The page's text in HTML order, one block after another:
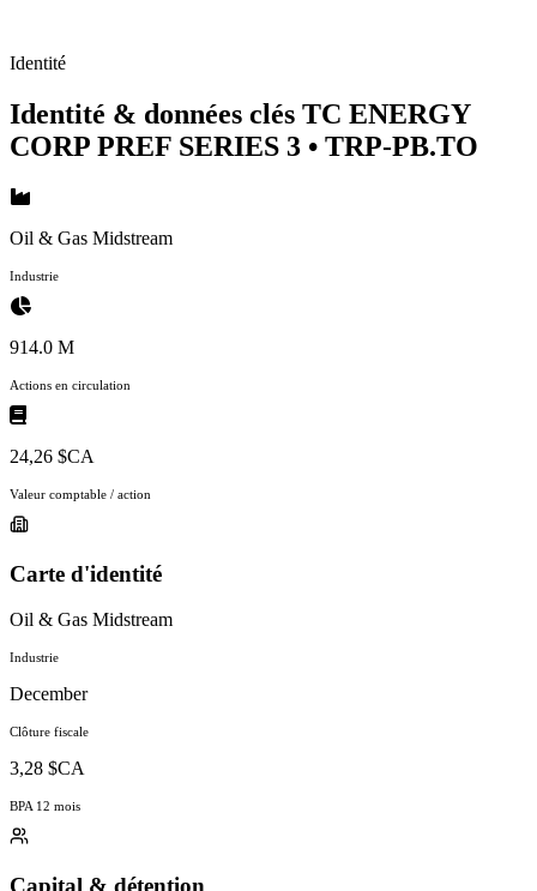
Identité
Identité & données clés TC ENERGY
CORP PREF SERIES 3 • TRP-PB.TO
Oil & Gas Midstream
Industrie
914.0 M
Actions en circulation
24,26 $CA
Valeur comptable / action
Carte d'identité
Oil & Gas Midstream
Industrie
December
Clôture fiscale
3,28 $CA
BPA 12 mois
Capital & détention